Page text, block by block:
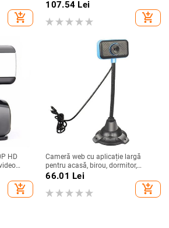
Usb cu
deadd_shopping_cart
HD pentru conferințe video Web
Cam cu driver microfon MIC pentru
computer, computer, laptop
107.54 Lei
add_shopping_cart
HD
add_shopping_cart
Cameră web cu aplicație largă
pentru acasă, birou, dormitor,
computer de masă, cameră web de
încorporat
66.01 Lei
add_shopping_cart